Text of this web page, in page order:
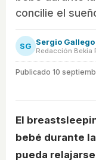
concilie el
SG Sergio
Redacción Bekia
Publicado 10
El
bebé durante
pueda